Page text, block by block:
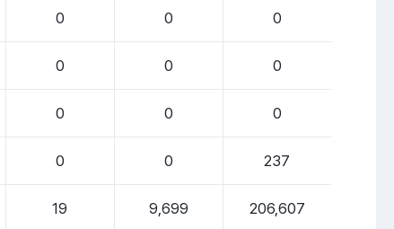
0 0 0
0 0 0
0 0 0
0 0 237
19 9,699 206,607